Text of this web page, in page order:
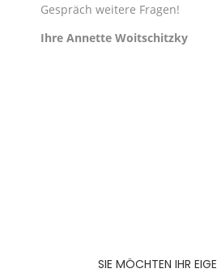
Gespräch weitere Fragen!
Ihre Annette Woitschitzky
SIE MÖCHTEN IHR